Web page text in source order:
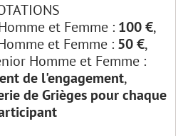
et Femme : 100 €,
et Femme : 50 €,
Homme et Femme :
de l'engagement,
de Grièges pour chaque